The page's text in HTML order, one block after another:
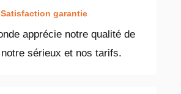
Satisfaction garantie
apprécie notre qualité de
sérieux et nos tarifs.